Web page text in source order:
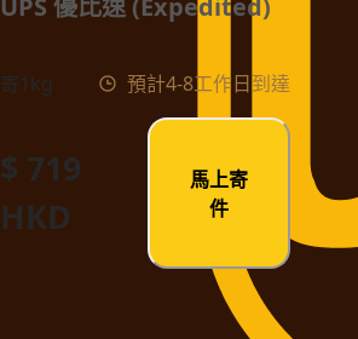
UPS 優比速 (Expedited)
寄1kg 預計4-8工作日到達
$ 719
HKD
馬上寄
件